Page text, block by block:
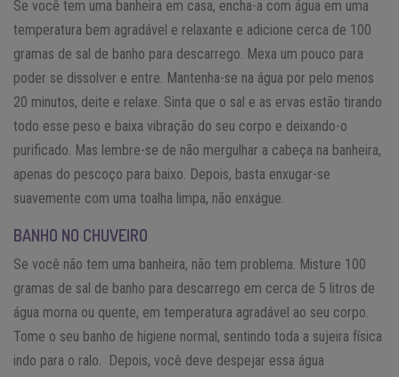
Se você tem uma banheira em casa, encha-a com água em uma
temperatura bem agradável e relaxante e adicione cerca de 100
gramas de sal de banho para descarrego. Mexa um pouco para
poder se dissolver e entre. Mantenha-se na água por pelo menos
20 minutos, deite e relaxe. Sinta que o sal e as ervas estão tirando
todo esse peso e baixa vibração do seu corpo e deixando-o
purificado. Mas lembre-se de não mergulhar a cabeça na banheira,
apenas do pescoço para baixo. Depois, basta enxugar-se
suavemente com uma toalha limpa, não enxágue.
BANHO NO CHUVEIRO
Se você não tem uma banheira, não tem problema. Misture 100
gramas de sal de banho para descarrego em cerca de 5 litros de
água morna ou quente, em temperatura agradável ao seu corpo.
Tome o seu banho de higiene normal, sentindo toda a sujeira física
indo para o ralo. Depois, você deve despejar essa água